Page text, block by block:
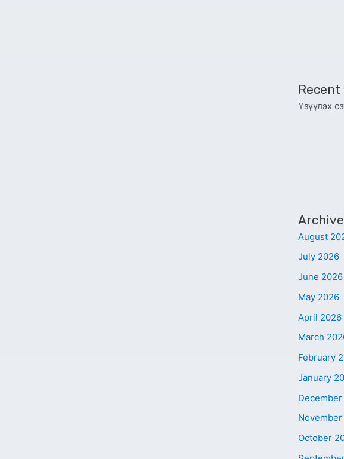
Үзүүлэх
August
July 2026
June 2026
May 2026
April 2026
March
February
January
October